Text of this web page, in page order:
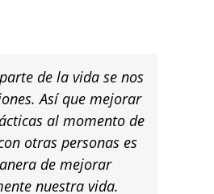
de la vida se nos
Así que mejorar
al momento de
otras personas es
de mejorar
nuestra vida.